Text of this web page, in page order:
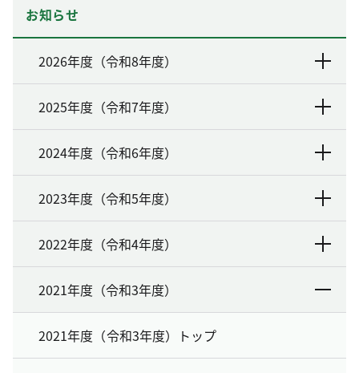
お知らせ
2026年度（令和8年度）
2025年度（令和7年度）
2024年度（令和6年度）
2023年度（令和5年度）
2022年度（令和4年度）
2021年度（令和3年度）
2021年度（令和3年度）トップ